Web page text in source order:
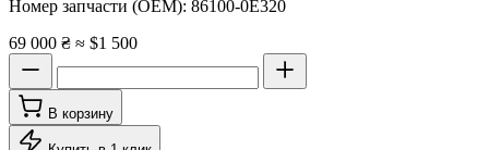
Номер запчасти (OEM): 86100-0E320
69 000 ₴ ≈ $1 500
В корзину